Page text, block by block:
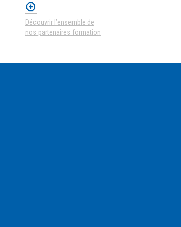
Découvrir l’ensemble de
nos partenaires formation